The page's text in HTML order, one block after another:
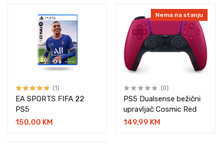
(1)
EA SPORTS FIFA 22
PS5
150,00 KM
Nema na stanju
(0)
PS5 Dualsense bežični
upravljač Cosmic Red
149,99 KM